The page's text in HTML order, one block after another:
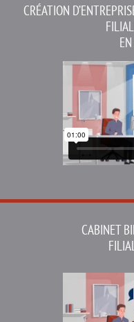
CRÉATION
CABINET